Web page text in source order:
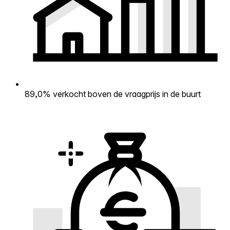
89,0% verkocht boven de vraagprijs in de buurt